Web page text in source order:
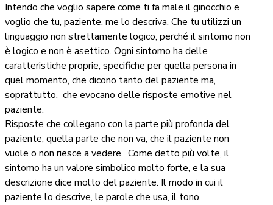
Intendo che voglio sapere come ti fa male il ginocchio e
voglio che tu, paziente, me lo descriva. Che tu utilizzi un
linguaggio non strettamente logico, perché il sintomo non
è logico e non è asettico. Ogni sintomo ha delle
caratteristiche proprie, specifiche per quella persona in
quel momento, che dicono tanto del paziente ma,
soprattutto, che evocano delle risposte emotive nel
paziente.
Risposte che collegano con la parte più profonda del
paziente, quella parte che non va, che il paziente non
vuole o non riesce a vedere. Come detto più volte, il
sintomo ha un valore simbolico molto forte, e la sua
descrizione dice molto del paziente. Il modo in cui il
paziente lo descrive, le parole che usa, il tono.